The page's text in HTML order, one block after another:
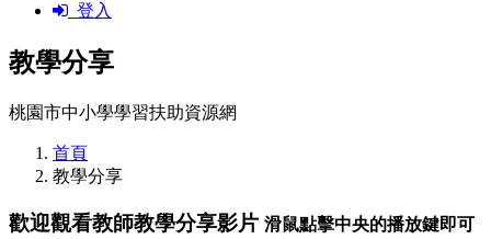
登入
教學分享
桃園市中小學學習扶助資源網
首頁
教學分享
歡迎觀看教師教學分享影片 滑鼠點擊中央的播放鍵即可